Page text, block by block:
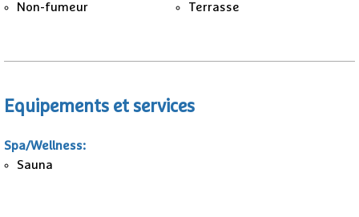
Non-fumeur
Terrasse
Equipements et services
Spa/Wellness:
Sauna